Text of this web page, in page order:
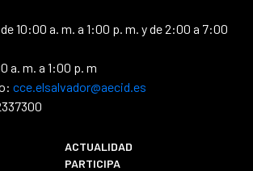
10:00 a. m. a 1:00 p. m. y de 2:00 a 7:00
a. m. a 1:00 p. m
cce.elsalvador@aecid.es
ACTUALIDAD
PARTICIPA